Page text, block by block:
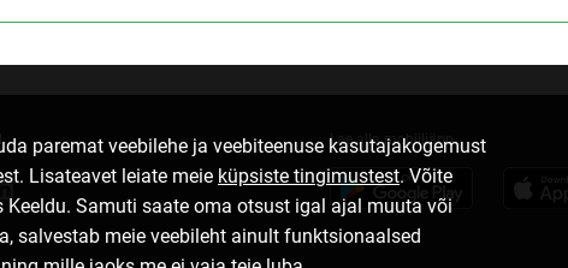
paremat veebilehe ja veebiteenuse kasutajakogemust
Lisateavet leiate meie küpsiste tingimustest. Võite
Samuti saate oma otsust igal ajal muuta või
salvestab meie veebileht ainult funktsionaalsed
Lae alla mobiiliäpp